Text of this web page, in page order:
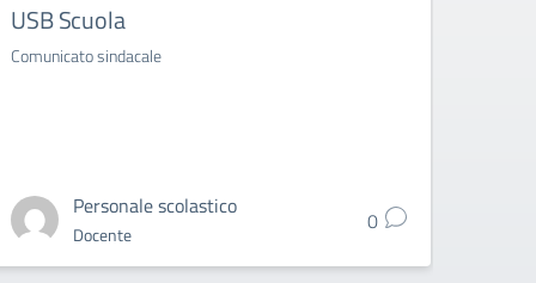
USB Scuola
Comunicato sindacale
Personale scolastico
Docente 0